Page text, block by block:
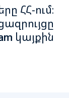
ՀՀ-ում։
կայքին